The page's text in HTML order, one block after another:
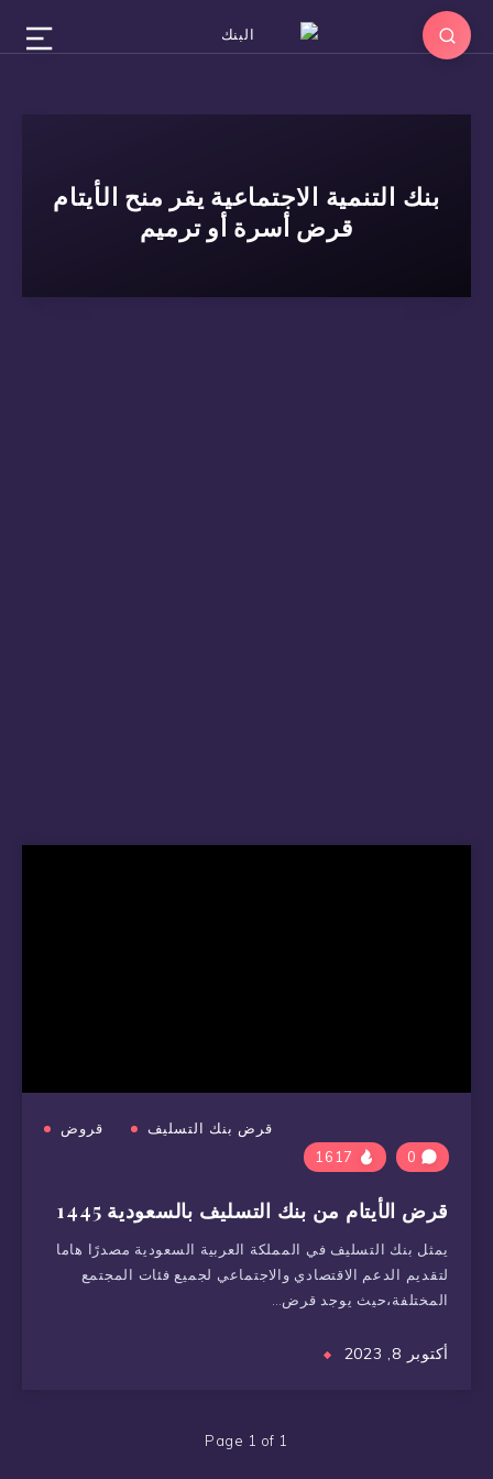
بنك التنمية الاجتماعية يقر منح الأيتام
قرض أسرة أو ترميم
قرض بنك التسليف
قروض
0
قرض الأيتام من بنك التسليف بالسعودية 1445
يمثل بنك التسليف في المملكة العربية السعودية مصدرًا هاما
لتقديم الدعم الاقتصادي والاجتماعي لجميع فئات المجتمع
المختلفة،حيث يوجد قرض…
أكتوبر 8, 2023
Page 1 of 1